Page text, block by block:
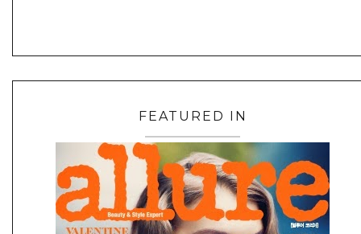
FEATURED IN